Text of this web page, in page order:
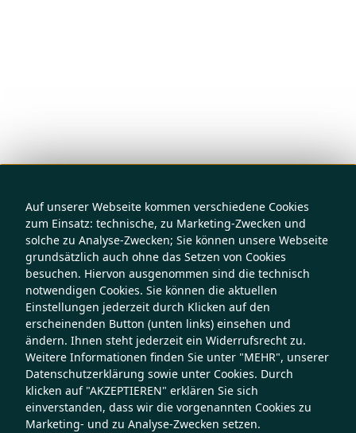
Auf unserer Webseite kommen verschiedene Cookies
zum Einsatz: technische, zu Marketing-Zwecken und
solche zu Analyse-Zwecken; Sie können unsere Webseite
grundsätzlich auch ohne das Setzen von Cookies
besuchen. Hiervon ausgenommen sind die technisch
notwendigen Cookies. Sie können die aktuellen
Einstellungen jederzeit durch Klicken auf den
erscheinenden Button (unten links) einsehen und
ändern. Ihnen steht jederzeit ein Widerrufsrecht zu.
Weitere Informationen finden Sie unter "MEHR", unserer
Datenschutzerklärung sowie unter Cookies. Durch
klicken auf "AKZEPTIEREN" erklären Sie sich
einverstanden, dass wir die vorgenannten Cookies zu
Marketing- und zu Analyse-Zwecken setzen.